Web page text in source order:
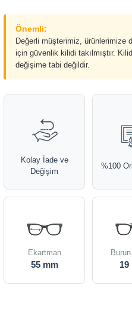
Önemli:
Değerli müşterimiz, ürünlerimize
için güvenlik kilidi takılmıştır.
değişime tabi değildir.
Kolay İade ve
Değişim
%100
Ekartman
55 mm
Burun
19